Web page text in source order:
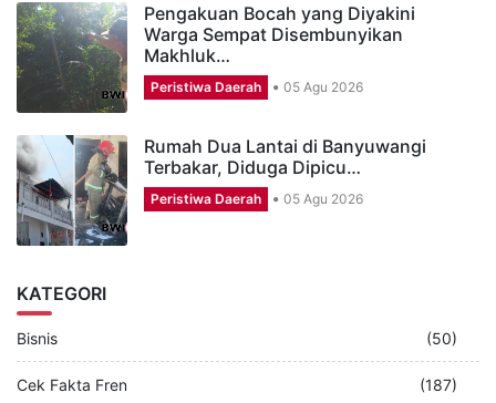
Pengakuan Bocah yang Diyakini
Warga Sempat Disembunyikan
Makhluk…
Peristiwa Daerah 05 Agu 2026
Rumah Dua Lantai di Banyuwangi
Terbakar, Diduga Dipicu…
Peristiwa Daerah 05 Agu 2026
KATEGORI
Bisnis (50)
Cek Fakta Fren (187)